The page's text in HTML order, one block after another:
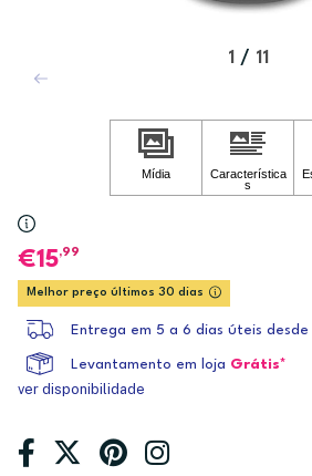
1 / 11
15,99
Melhor preço últimos 30 dias
Entrega em 5 a 6 dias úteis desde
Levantamento em loja Grátis*
ver disponibilidade